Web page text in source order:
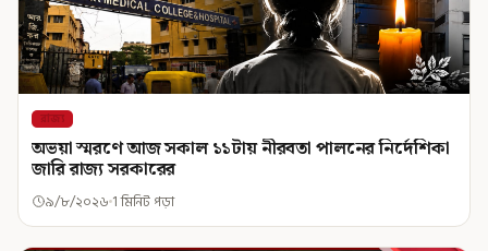
রাজ্য
অভয়া স্মরণে আজ সকাল ১১টায় নীরবতা পালনের নির্দেশিকা
জারি রাজ্য সরকারের
৯/৮/২০২৬ 1 মিনিট পড়া